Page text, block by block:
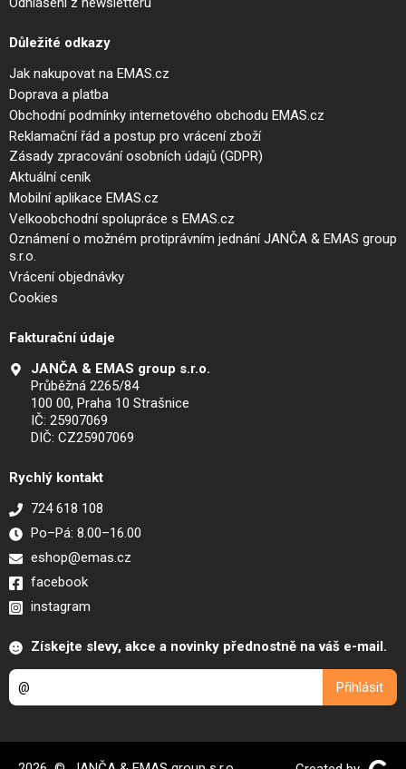
Důležité odkazy
Jak nakupovat na EMAS.cz
Doprava a platba
Obchodní podmínky internetového obchodu EMAS.cz
Reklamační řád a postup pro vrácení zboží
Zásady zpracování osobních údajů (GDPR)
Aktuální ceník
Mobilní aplikace EMAS.cz
Velkoobchodní spolupráce s EMAS.cz
Oznámení o možném protiprávním jednání JANČA & EMAS group
s.r.o.
Vrácení objednávky
Cookies
Fakturační údaje
JANČA & EMAS group s.r.o.
Průběžná 2265/84
100 00, Praha 10 Strašnice
IČ: 25907069
DIČ: CZ25907069
Rychlý kontakt
724 618 108
Po–Pá: 8.00–16.00
eshop@emas.cz
facebook
instagram
Získejte slevy, akce a novinky přednostně na váš e-mail.